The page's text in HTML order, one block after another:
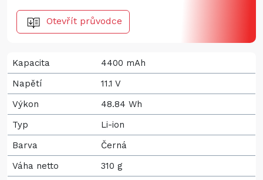
Otevřít průvodce
Kapacita
4400 mAh
Napětí
11.1 V
Výkon
48.84 Wh
Typ
Li-ion
Barva
Černá
Váha netto
310 g